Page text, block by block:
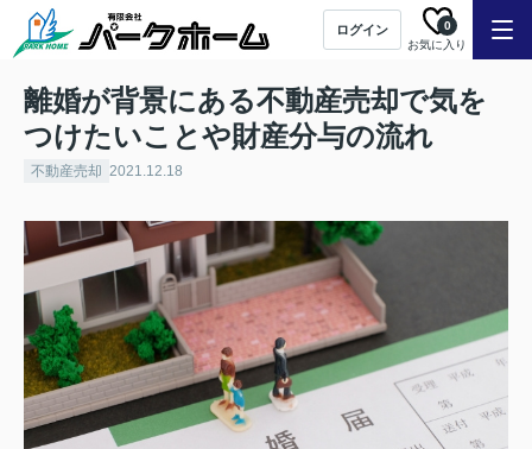
ログイン
お気に入り
0
離婚が背景にある不動産売却で気を
つけたいことや財産分与の流れ
不動産売却 2021.12.18